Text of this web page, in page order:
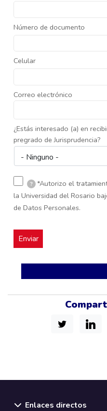
Número de documento
Celular
Correo electrónico
¿Estás interesado (a) en
pregrado de Jurisprudencia?
? *Autorizo el
la Universidad del Rosario
de Datos Personales.
Enlaces directos